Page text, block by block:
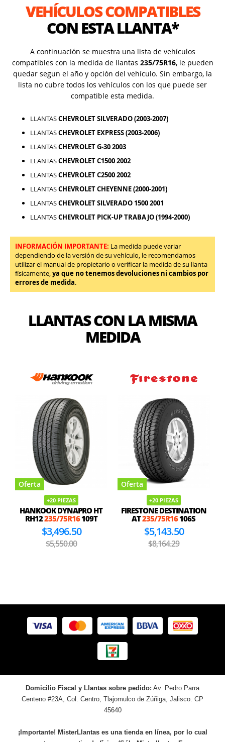
VEHÍCULOS COMPATIBLES
CON ESTA LLANTA*
A continuación se muestra una lista de vehículos
compatibles con la medida de llantas 235/75R16, le pueden
quedar segun el año y opción del vehículo. Sin embargo, la
lista no cubre todos los vehículos con los que puede ser
compatible esta medida.
LLANTASCHEVROLET SILVERADO (2003-2007)
LLANTASCHEVROLET EXPRESS (2003-2006)
LLANTASCHEVROLET G-30 2003
LLANTASCHEVROLET C1500 2002
LLANTASCHEVROLET C2500 2002
LLANTASCHEVROLET CHEYENNE (2000-2001)
LLANTASCHEVROLET SILVERADO 1500 2001
LLANTASCHEVROLET PICK-UP TRABAJO (1994-2000)
INFORMACIÓN IMPORTANTE: La medida puede variar
dependiendo de la versión de su vehículo, le recomendamos
utilizar el manual de propietario o verificar la medida de su llanta
físicamente,ya que no tenemos devoluciones ni cambios por
errores de medida.
LLANTAS CON LA MISMA
MEDIDA
Oferta
+20 PIEZAS
HANKOOK DYNAPRO HT
RH12235/75R16109T
$3,496.50
$5,550.00
Oferta
+20 PIEZAS
FIRESTONE DESTINATION
AT235/75R16106S
$5,143.50
$8,164.29
Domicilio Fiscal y Llantas sobre pedido: Av. Pedro Parra
Centeno #23A, Col. Centro, Tlajomulco de Zúñiga, Jalisco. CP
45640
¡Importante! MisterLlantas es una tienda en línea, por lo cual